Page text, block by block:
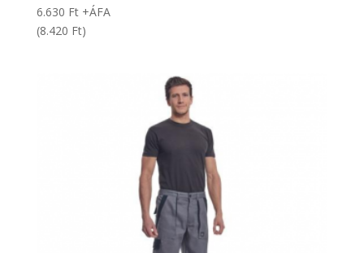
6.630 Ft +ÁFA
(8.420 Ft)